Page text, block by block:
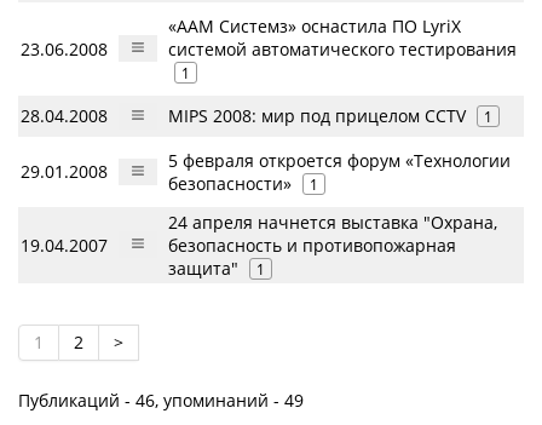
23.06.2008
«ААМ Системз» оснастила ПО LyriX
системой автоматического тестирования
1
28.04.2008 MIPS 2008: мир под прицелом CCTV 1
29.01.2008
5 февраля откроется форум «Технологии
безопасности»
1
19.04.2007
24 апреля начнется выставка "Охрана,
безопасность и противопожарная
защита"
1
1 2 >
Публикаций - 46, упоминаний - 49